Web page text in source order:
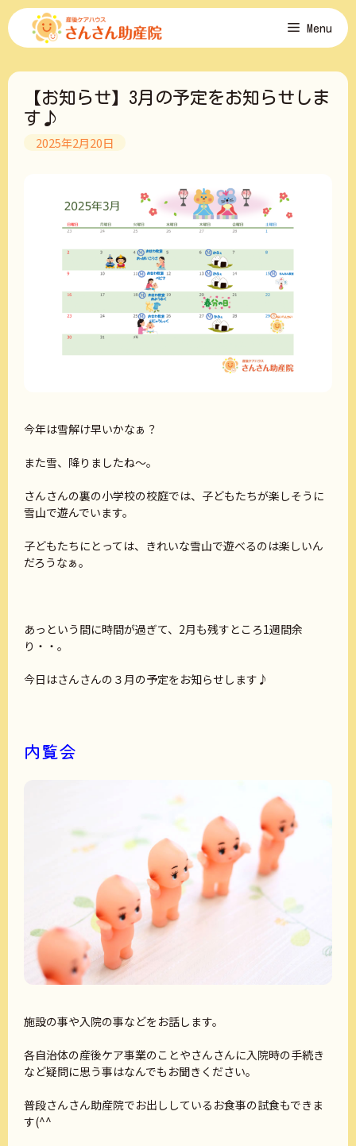
コ
ン
ツ
Menu
【お知らせ】3月の予定をお知らせしま
す♪
2025年2月20日
今年は雪解け早いかなぁ？
また雪、降りましたね～。
さんさんの裏の小学校の校庭では、子どもたちが楽しそうに
雪山で遊んでいます。
子どもたちにとっては、きれいな雪山で遊べるのは楽しいん
だろうなぁ。
あっという間に時間が過ぎて、2月も残すところ1週間余
り・・。
今日はさんさんの３月の予定をお知らせします♪
内覧会
施設の事や入院の事などをお話します。
各自治体の産後ケア事業のことやさんさんに入院時の手続き
など疑問に思う事はなんでもお聞きください。
普段さんさん助産院でお出ししているお食事の試食もできま
す(^^